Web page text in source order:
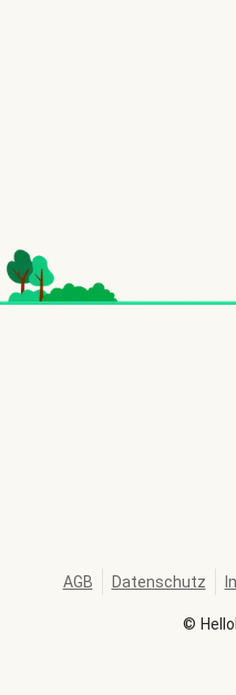
©
AGB Datenschutz